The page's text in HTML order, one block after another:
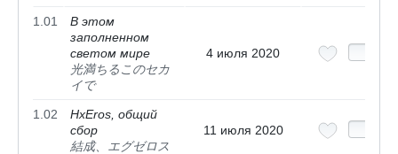
1.01
В этом
заполненном
светом мире
光満ちるこのセカ
イで
4 июля 2020
1.02
HxEros, общий
сбор
結成、エグゼロス
11 июля 2020